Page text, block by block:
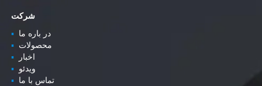
شرکت
▪ در باره ما
▪ محصولات
▪
اخبار
▪ ویدئو
▪ تماس با ما